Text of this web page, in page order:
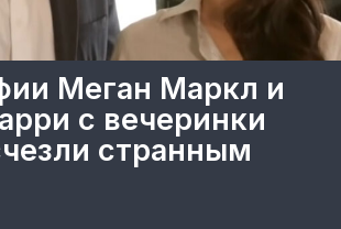
Меган Маркл и
с вечеринки
странным